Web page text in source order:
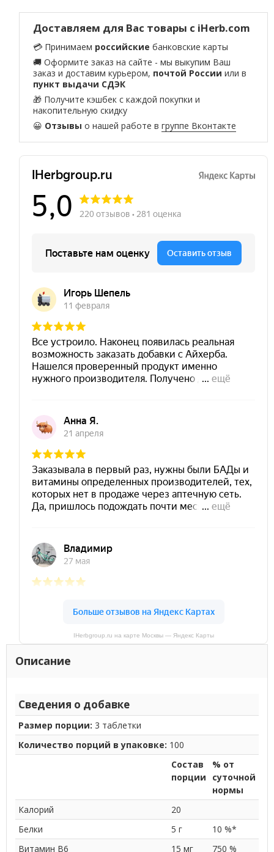
Доставляем для Вас товары с iHerb.com
💳 Принимаем российские банковские карты
🚚 Оформите заказ на сайте - мы выкупим Ваш
заказ и доставим курьером, почтой России или в
пункт выдачи СДЭК
🎁 Получите кэшбек с каждой покупки и
накопительную скидку
😀 Отзывы о нашей работе вгруппе Вконтакте
IHerbgroup.ru на карте Москвы — Яндекс Карты
Описание
Сведения о добавке
Размер порции: 3 таблетки
Количество порций в упаковке: 100
Состав
порции
% от
суточной
нормы
Калорий
20
Белки
5 г
10 %*
Витамин B6
15 мг 750 %